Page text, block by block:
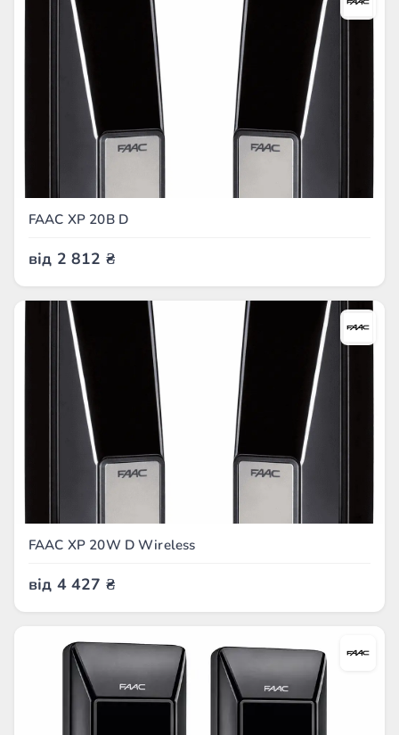
FAAC XP 20B D
від 2 812 ₴
FAAC XP 20W D Wireless
від 4 427 ₴